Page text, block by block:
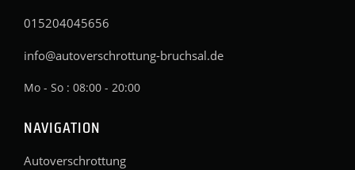
015204045656
info@autoverschrottung-bruchsal.de
Mo - So : 08:00 - 20:00
NAVIGATION
Autoverschrottung